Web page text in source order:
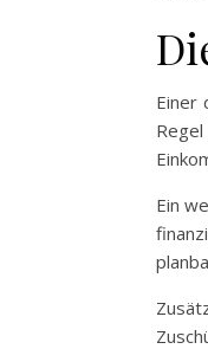
Einer
Ein